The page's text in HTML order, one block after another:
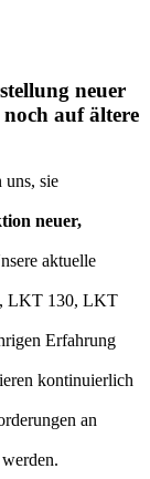
neuer
auf ältere
uns, sie
neuer,
aktuelle
LKT 130, LKT
Erfahrung
kontinuierlich
an